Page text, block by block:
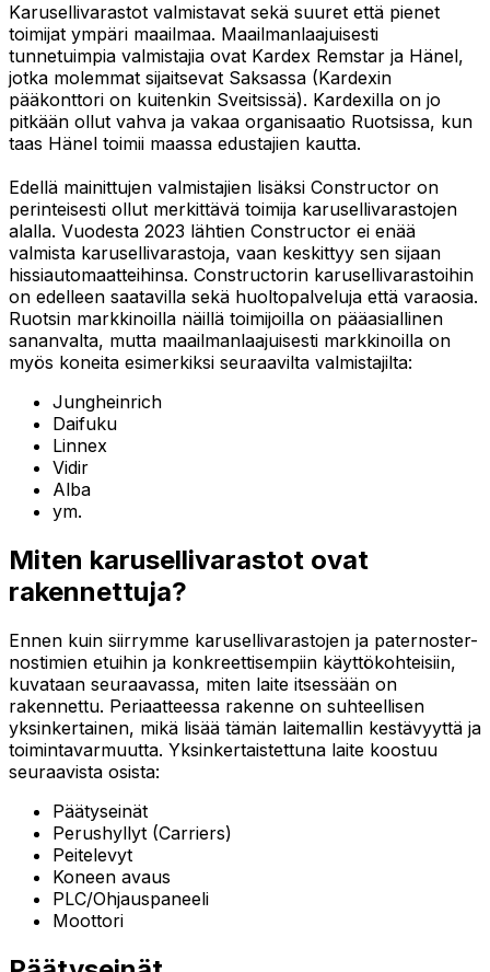
Karusellivarastot valmistavat sekä suuret että pienet
toimijat ympäri maailmaa. Maailmanlaajuisesti
tunnetuimpia valmistajia ovat Kardex Remstar ja Hänel,
jotka molemmat sijaitsevat Saksassa (Kardexin
pääkonttori on kuitenkin Sveitsissä). Kardexilla on jo
pitkään ollut vahva ja vakaa organisaatio Ruotsissa, kun
taas Hänel toimii maassa edustajien kautta.
Edellä mainittujen valmistajien lisäksi Constructor on
perinteisesti ollut merkittävä toimija karusellivarastojen
alalla. Vuodesta 2023 lähtien Constructor ei enää
valmista karusellivarastoja, vaan keskittyy sen sijaan
hissiautomaatteihinsa. Constructorin karusellivarastoihin
on edelleen saatavilla sekä huoltopalveluja että varaosia.
Ruotsin markkinoilla näillä toimijoilla on pääasiallinen
sananvalta, mutta maailmanlaajuisesti markkinoilla on
myös koneita esimerkiksi seuraavilta valmistajilta:
Jungheinrich
Daifuku
Linnex
Vidir
Alba
ym.
Miten karusellivarastot ovat
rakennettuja?
Ennen kuin siirrymme karusellivarastojen ja paternoster-
nostimien etuihin ja konkreettisempiin käyttökohteisiin,
kuvataan seuraavassa, miten laite itsessään on
rakennettu. Periaatteessa rakenne on suhteellisen
yksinkertainen, mikä lisää tämän laitemallin kestävyyttä ja
toimintavarmuutta. Yksinkertaistettuna laite koostuu
seuraavista osista:
Päätyseinät
Perushyllyt (Carriers)
Peitelevyt
Koneen avaus
PLC/Ohjauspaneeli
Moottori